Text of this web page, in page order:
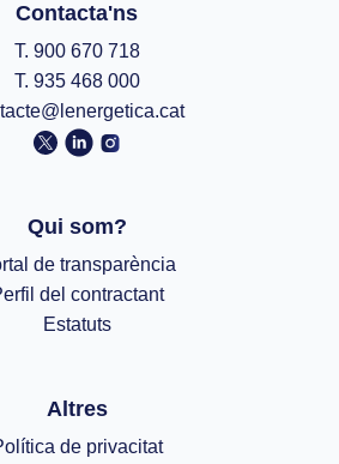
Contacta'ns
T. 900 670 718
T. 935 468 000
Qui som?
de transparència
del contractant
Estatuts
Altres
de privacitat